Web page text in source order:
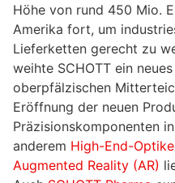
Höhe von rund 450 Mio.
Amerika fort, um
Lieferketten gerecht zu
weihte SCHOTT ein
oberpfälzischen
Eröffnung der neuen
Präzisionskomponenten
anderem High-End-
Augmented Reality (AR)